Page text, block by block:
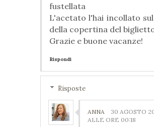
fustellata
L'acetato l'hai incollato
della copertina del
Grazie e buone vacanze!
Rispondi
Risposte
ANNA
30 AGOSTO
ALLE ORE 00:18